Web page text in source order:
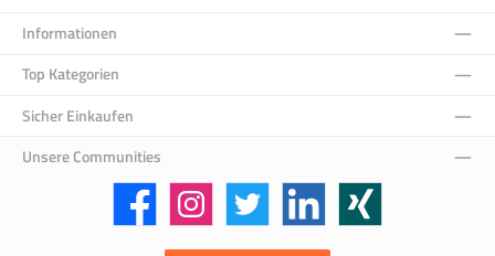
Informationen
Top Kategorien
Sicher Einkaufen
Unsere Communities
Facebook Instagram Twitter LinkedIn Xing